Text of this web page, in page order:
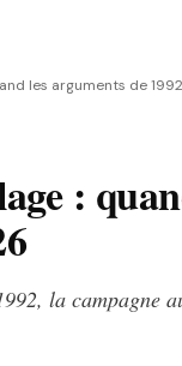
les arguments de
:
la campagne